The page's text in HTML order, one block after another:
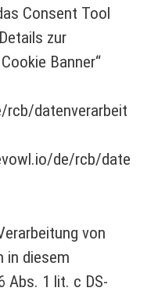
Consent Tool
zur
Banner“
rcb/datenverarbeit
de/rcb/date
von
in diesem
Abs. 1 lit. c DS-